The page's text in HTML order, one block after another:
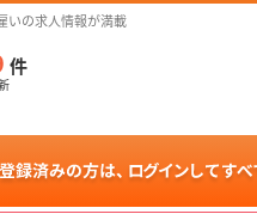
いの求人情報が満載
件